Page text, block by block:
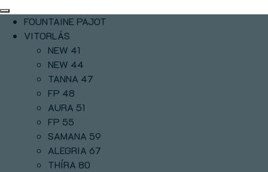
FOUNTAINE PAJOT
VITORLÁS
NEW 41
NEW 44
TANNA 47
FP 48
AURA 51
FP 55
SAMANA 59
ALEGRIA 67
THÍRA 80